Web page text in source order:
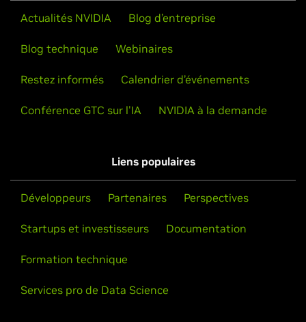
Actualités NVIDIA Blog d’entreprise
Blog technique Webinaires
Restez informés Calendrier d’événements
Conférence GTC sur l'IA NVIDIA à la demande
Liens populaires
Développeurs Partenaires Perspectives
Startups et investisseurs Documentation
Formation technique
Services pro de Data Science